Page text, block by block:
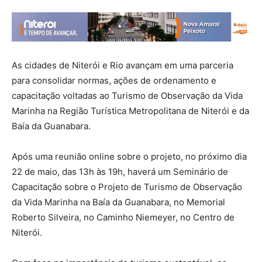
As cidades de Niterói e Rio avançam em uma parceria
para consolidar normas, ações de ordenamento e
capacitação voltadas ao Turismo de Observação da Vida
Marinha na Região Turística Metropolitana de Niterói e da
Baía da Guanabara.
Após uma reunião online sobre o projeto, no próximo dia
22 de maio, das 13h às 19h, haverá um Seminário de
Capacitação sobre o Projeto de Turismo de Observação
da Vida Marinha na Baía da Guanabara, no Memorial
Roberto Silveira, no Caminho Niemeyer, no Centro de
Niterói.